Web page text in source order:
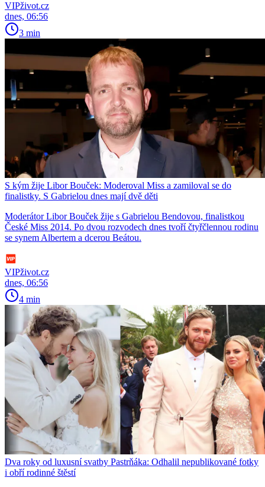
VIPživot.cz
dnes, 06:56
3 min
S kým žije Libor Bouček: Moderoval Miss a zamiloval se do
finalistky. S Gabrielou dnes mají dvě děti
Moderátor Libor Bouček žije s Gabrielou Bendovou, finalistkou
České Miss 2014. Po dvou rozvodech dnes tvoří čtyřčlennou rodinu
se synem Albertem a dcerou Beátou.
VIPživot.cz
dnes, 06:56
4 min
Dva roky od luxusní svatby Pastrňáka: Odhalil nepublikované fotky
i obří rodinné štěstí